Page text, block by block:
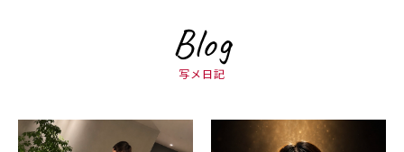
Blog
写メ日記